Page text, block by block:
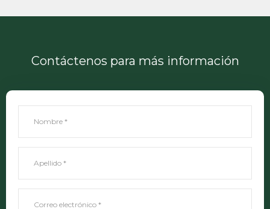
Contáctenos para más información